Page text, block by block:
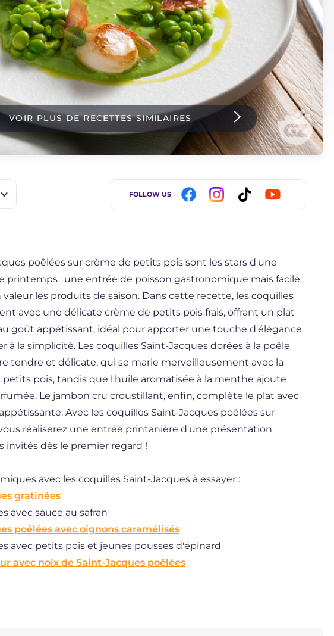
VOIR PLUS DE RECETTES SIMILAIRES
ES
DE
NL
FOLLOW US
poêlées sur crème de petits pois sont les stars d'une
printemps : une entrée de poisson gastronomique mais facile
les produits de saison. Dans cette recette, les coquilles
avec une délicate crème de petits pois frais, offrant un plat
goût appétissant, idéal pour apporter une touche d'élégance
à la simplicité. Les coquilles Saint-Jacques dorées à la poêle
tendre et délicate, qui se marie merveilleusement avec la
pois, tandis que l'huile aromatisée à la menthe ajoute
Le jambon cru croustillant, enfin, complète le plat avec
Avec les coquilles Saint-Jacques poêlées sur
réaliserez une entrée printanière d'une présentation
invités dès le premier regard !
avec les coquilles Saint-Jacques à essayer :
gratinées
avec sauce au safran
poêlées avec oignons caramélisés
avec petits pois et jeunes pousses d'épinard
avec noix de Saint-Jacques poêlées